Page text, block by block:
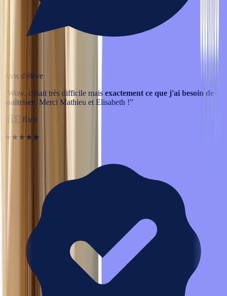
Avis d'élève
Wow, c'était très difficile mais exactement ce que j'ai besoin de
maîtriser. Merci Mathieu et Elisabeth !”
🇺🇸 Rich
★★★★★